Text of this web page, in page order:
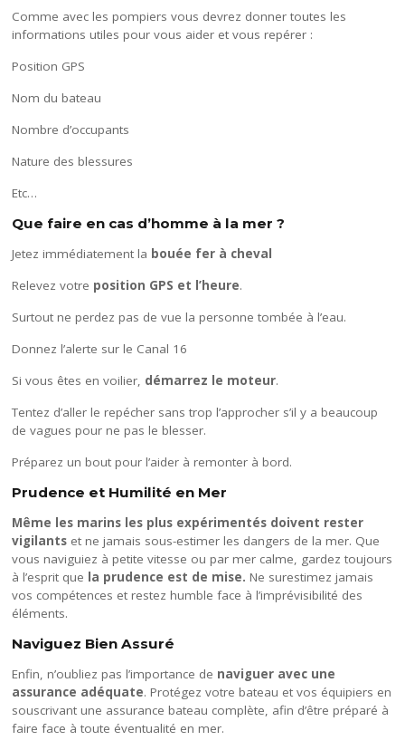
Comme avec les pompiers vous devrez donner toutes les
informations utiles pour vous aider et vous repérer :
Position GPS
Nom du bateau
Nombre d’occupants
Nature des blessures
Etc…
Que faire en cas d’homme à la mer ?
Jetez immédiatement la bouée fer à cheval
Relevez votre position GPS et l’heure.
Surtout ne perdez pas de vue la personne tombée à l’eau.
Donnez l’alerte sur le Canal 16
Si vous êtes en voilier, démarrez le moteur.
Tentez d’aller le repécher sans trop l’approcher s’il y a beaucoup
de vagues pour ne pas le blesser.
Préparez un bout pour l’aider à remonter à bord.
Prudence et Humilité en Mer
Même les marins les plus expérimentés doivent rester
vigilants et ne jamais sous-estimer les dangers de la mer. Que
vous naviguiez à petite vitesse ou par mer calme, gardez toujours
à l’esprit que la prudence est de mise. Ne surestimez jamais
vos compétences et restez humble face à l’imprévisibilité des
éléments.
Naviguez Bien Assuré
Enfin, n’oubliez pas l’importance de naviguer avec une
assurance adéquate. Protégez votre bateau et vos équipiers en
souscrivant une assurance bateau complète, afin d’être préparé à
faire face à toute éventualité en mer.